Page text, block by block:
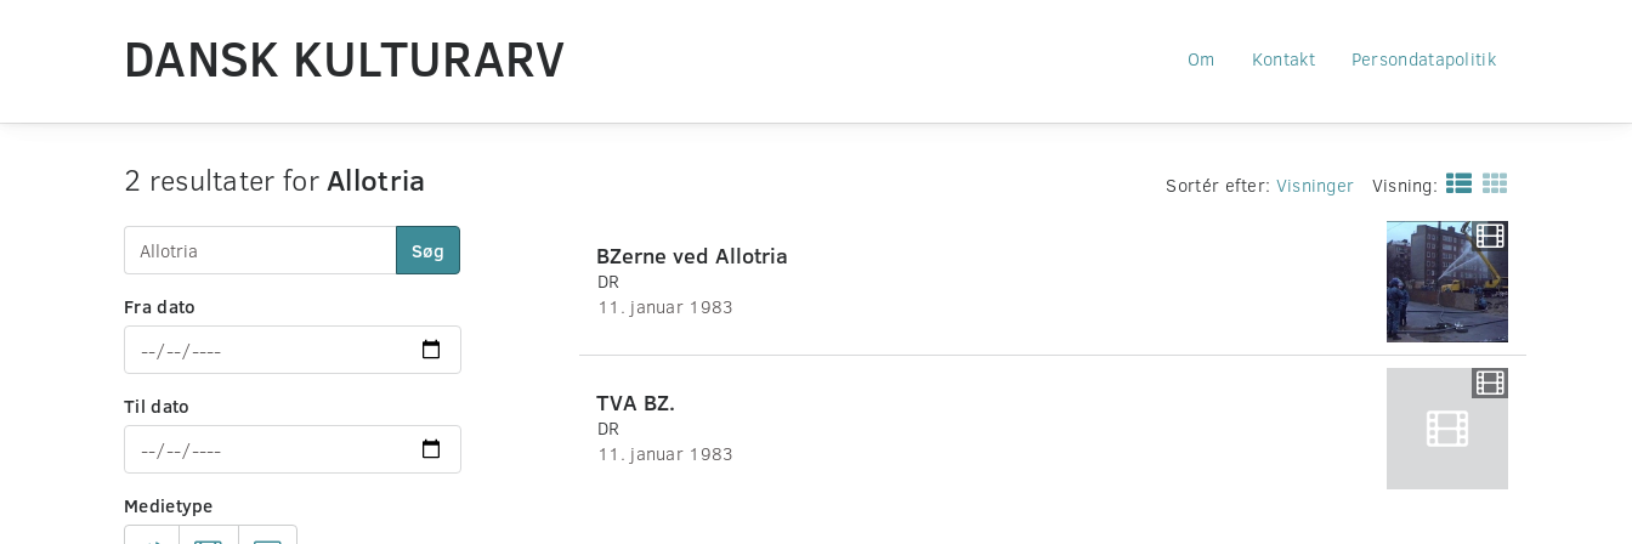
DANSK KULTURARV Om Kontakt Persondatapolitik
2 resultater forAllotria
Søg
Fra dato
Til dato
Medietype
Sortér efter: Visninger Visning:
BZerne ved Allotria
DR
11. januar 1983
TVA BZ.
DR
11. januar 1983